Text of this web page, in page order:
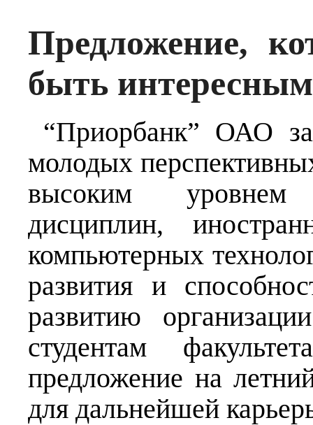
Предложение,
быть интересным
“Приорбанк” ОАО
молодых
высоким уровнем
дисциплин,
компьютерных
развития и
развитию
студентам
предложение на
для дальнейшей